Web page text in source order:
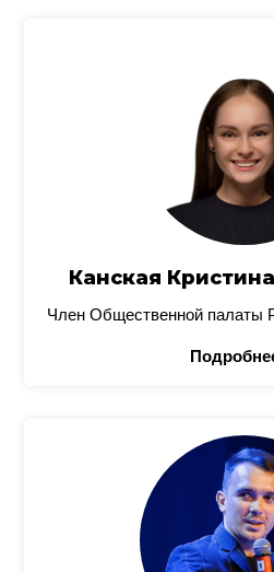
Канская
Член Общественной палаты